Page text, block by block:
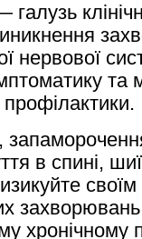
Стоматолог
Проктолог
Кардіолог
Сімейний лікар
Алерголог
Ендокринолог
Невролог
Дерматовенеролог
Педіатр
галузь
нервової
та
в спині,
хронічному